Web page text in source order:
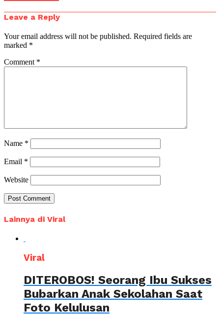
Leave a Reply
Your email address will not be published. Required fields are
marked *
Comment *
Name *
Email *
Website
Lainnya di Viral
Viral
DITEROBOS! Seorang Ibu Sukses
Bubarkan Anak Sekolahan Saat
Foto Kelulusan